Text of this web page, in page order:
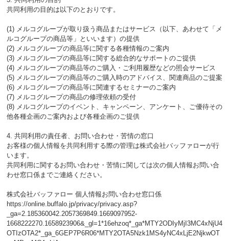
共同利用の目的は以下のとおりです。
(1) メルコグループが取り扱う商品またはサービス（以下、あわせて「メ
ルコグループの商品等」といいます）の提供
(2) メルコグループの商品等に関する各種情報のご案内
(3) メルコグループの商品等に関する総合的なサポートのご提供
(4) メルコグループの商品等のご購入・ご利用履歴などの照会サービス
(5) メルコグループの商品等のご購入時のアドバイス、関連商品のご提案
(6) メルコグループの商品等に関連するセミナーのご案内
(7) メルコグループの商品の修理依頼の受付
(8) メルコグループのイベント、キャンペーン、アンケート、ご優待その
他各種企画のご案内および各種企画のご提供
4. 共同利用の責任者、お問い合わせ・苦情の窓口
お客様の個人情報を共同利用する際の管理は株式会社バッファローが行
います。
共同利用に関するお問い合わせ・苦情に関しては次の個人情報お問い合
わせ窓口係までご連絡ください。
株式会社バッファロー 個人情報お問い合わせ窓口係
https://online.buffalo.jp/privacy/privacy.asp?
_ga=2.185360042.2057369849.1669097952-
1668222270.1658923906&_gl=1*16ehzoq*_ga*MTY2ODIyMjI3MC4xNjU4
OTIzOTA2*_ga_6GEP7P6R06*MTY2OTA5Nzk1MS4yNC4xLjE2NjkwOT